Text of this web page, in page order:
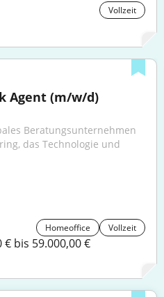
Vollzeit
Agent (m/w/d)
Beratungsunternehmen
das Technologie und
Homeoffice Vollzeit
€ bis 59.000,00 €